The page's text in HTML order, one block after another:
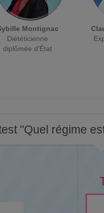
Montignac
Diététicienne
diplômée d'État
"Quel régime